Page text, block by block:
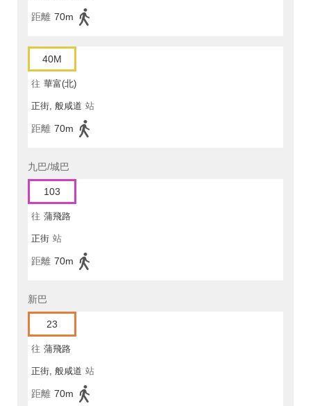
距離 70m
40M
往 華富(北)
正街, 般咸道 站
距離 70m
九巴/城巴
103
往 蒲飛路
正街 站
距離 70m
新巴
23
往 蒲飛路
正街, 般咸道 站
距離 70m